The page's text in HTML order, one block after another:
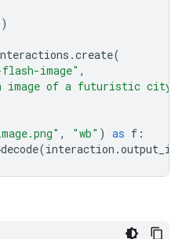
.create(
image" ,
image of a futuristic city
, "wb" ) as f :
(interaction .